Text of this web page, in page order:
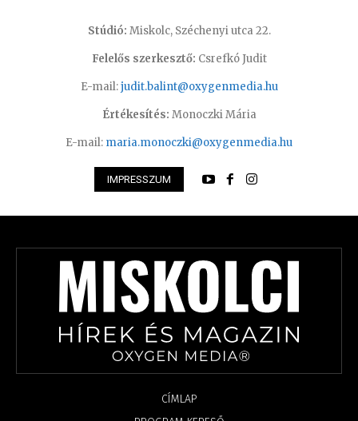
Stúdió: Miskolc, Széchenyi utca 22.
Felelős szerkesztő: Csrefkó Judit
E-mail:judit.balint@oxygenmedia.hu
Értékesítés: Monoczki Mária
E-mail: maria.monoczki@oxygenmedia.hu
IMPRESSZUM
CÍMLAP